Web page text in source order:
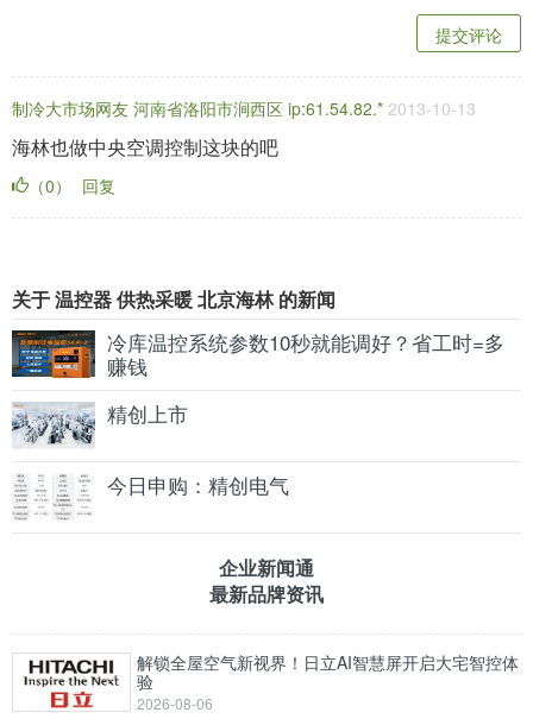
提交评论
制冷大市场网友 河南省洛阳市涧西区 ip:61.54.82.* 2013-10-13
海林也做中央空调控制这块的吧
（0） 回复
关于 温控器 供热采暖 北京海林 的新闻
冷库温控系统参数10秒就能调好？省工时=多
赚钱
精创上市
今日申购：精创电气
企业新闻通
最新品牌资讯
解锁全屋空气新视界！日立AI智慧屏开启大宅智控体
验
2026-08-06